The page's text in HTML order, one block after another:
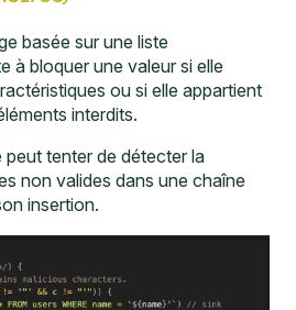
basée sur une liste
à bloquer une valeur si elle
ou si elle appartient
interdits.
peut tenter de détecter la
non valides dans une chaîne
insertion.